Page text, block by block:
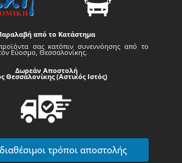
από το Κατάστημα
σας κατόπιν συνεννόησης από το
Εύοσμο, Θεσσαλονίκης.
Δωρεάν Αποστολή
Θεσσαλονίκης (Αστικός Ιστός)
τρόποι αποστολής